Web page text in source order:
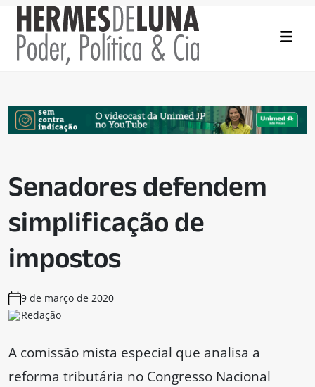
Senadores defendem
simplificação de
impostos
9 de março de 2020
Redação
A comissão mista especial que analisa a
reforma tributária no Congresso Nacional